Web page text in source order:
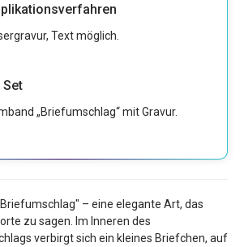
Text möglich.
Set
„Briefumschlag“ mit Gravur.
– eine elegante Art, das
zu sagen. Im Inneren des
verbirgt sich ein kleines Briefchen, auf